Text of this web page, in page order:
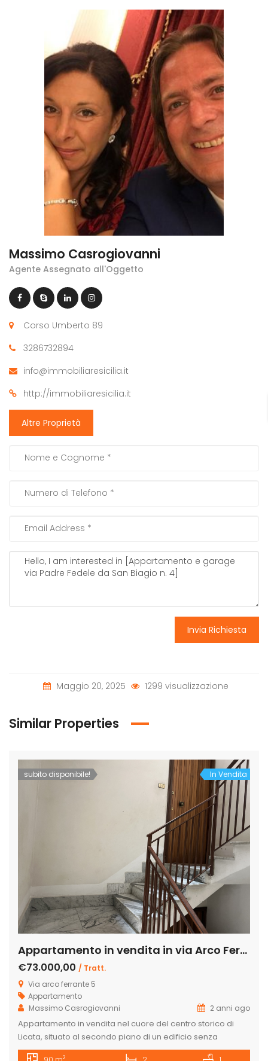
Massimo Casrogiovanni
Agente Assegnato all'Oggetto
Corso Umberto 89
3286732894
info@immobiliaresicilia.it
http://immobiliaresicilia.it
Altre Proprietà
Invia Richiesta
Maggio 20, 2025 1299 visualizzazione
Similar Properties
subito disponibile! In Vendita
Appartamento in vendita in via Arco Ferrante 5, Licata, AG
€73.000,00 / Tratt.
Via arco ferrante 5
Appartamento
Massimo Casrogiovanni
2 anni ago
Appartamento in vendita nel cuore del centro storico di
Licata, situato al secondo piano di un edificio senza
ascensore, quindi abbastanza economico a riguardo le
2